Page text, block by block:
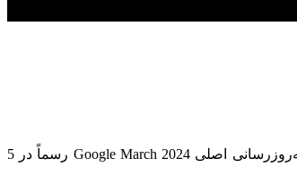
در این هفته ها شواهد محکمی از نوسانات جدی رتبه‌بندی و تغییرات مربوط به به‌روزرسانی اصلی Google در ماه مارس ۲۰۲۴ دیده‌ام. به عنوان یادآوری، به‌روزرسانی اصلی Google March 2024 رسماً در 5